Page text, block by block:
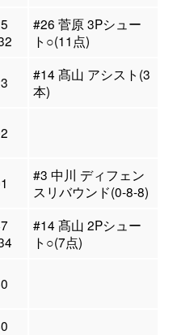
#26 菅原 3Pシュー
ト○(11点)
#14 髙山 アシスト(3
本)
#3 中川 ディフェン
スリバウンド(0-8-8)
#14 髙山 2Pシュー
ト○(7点)